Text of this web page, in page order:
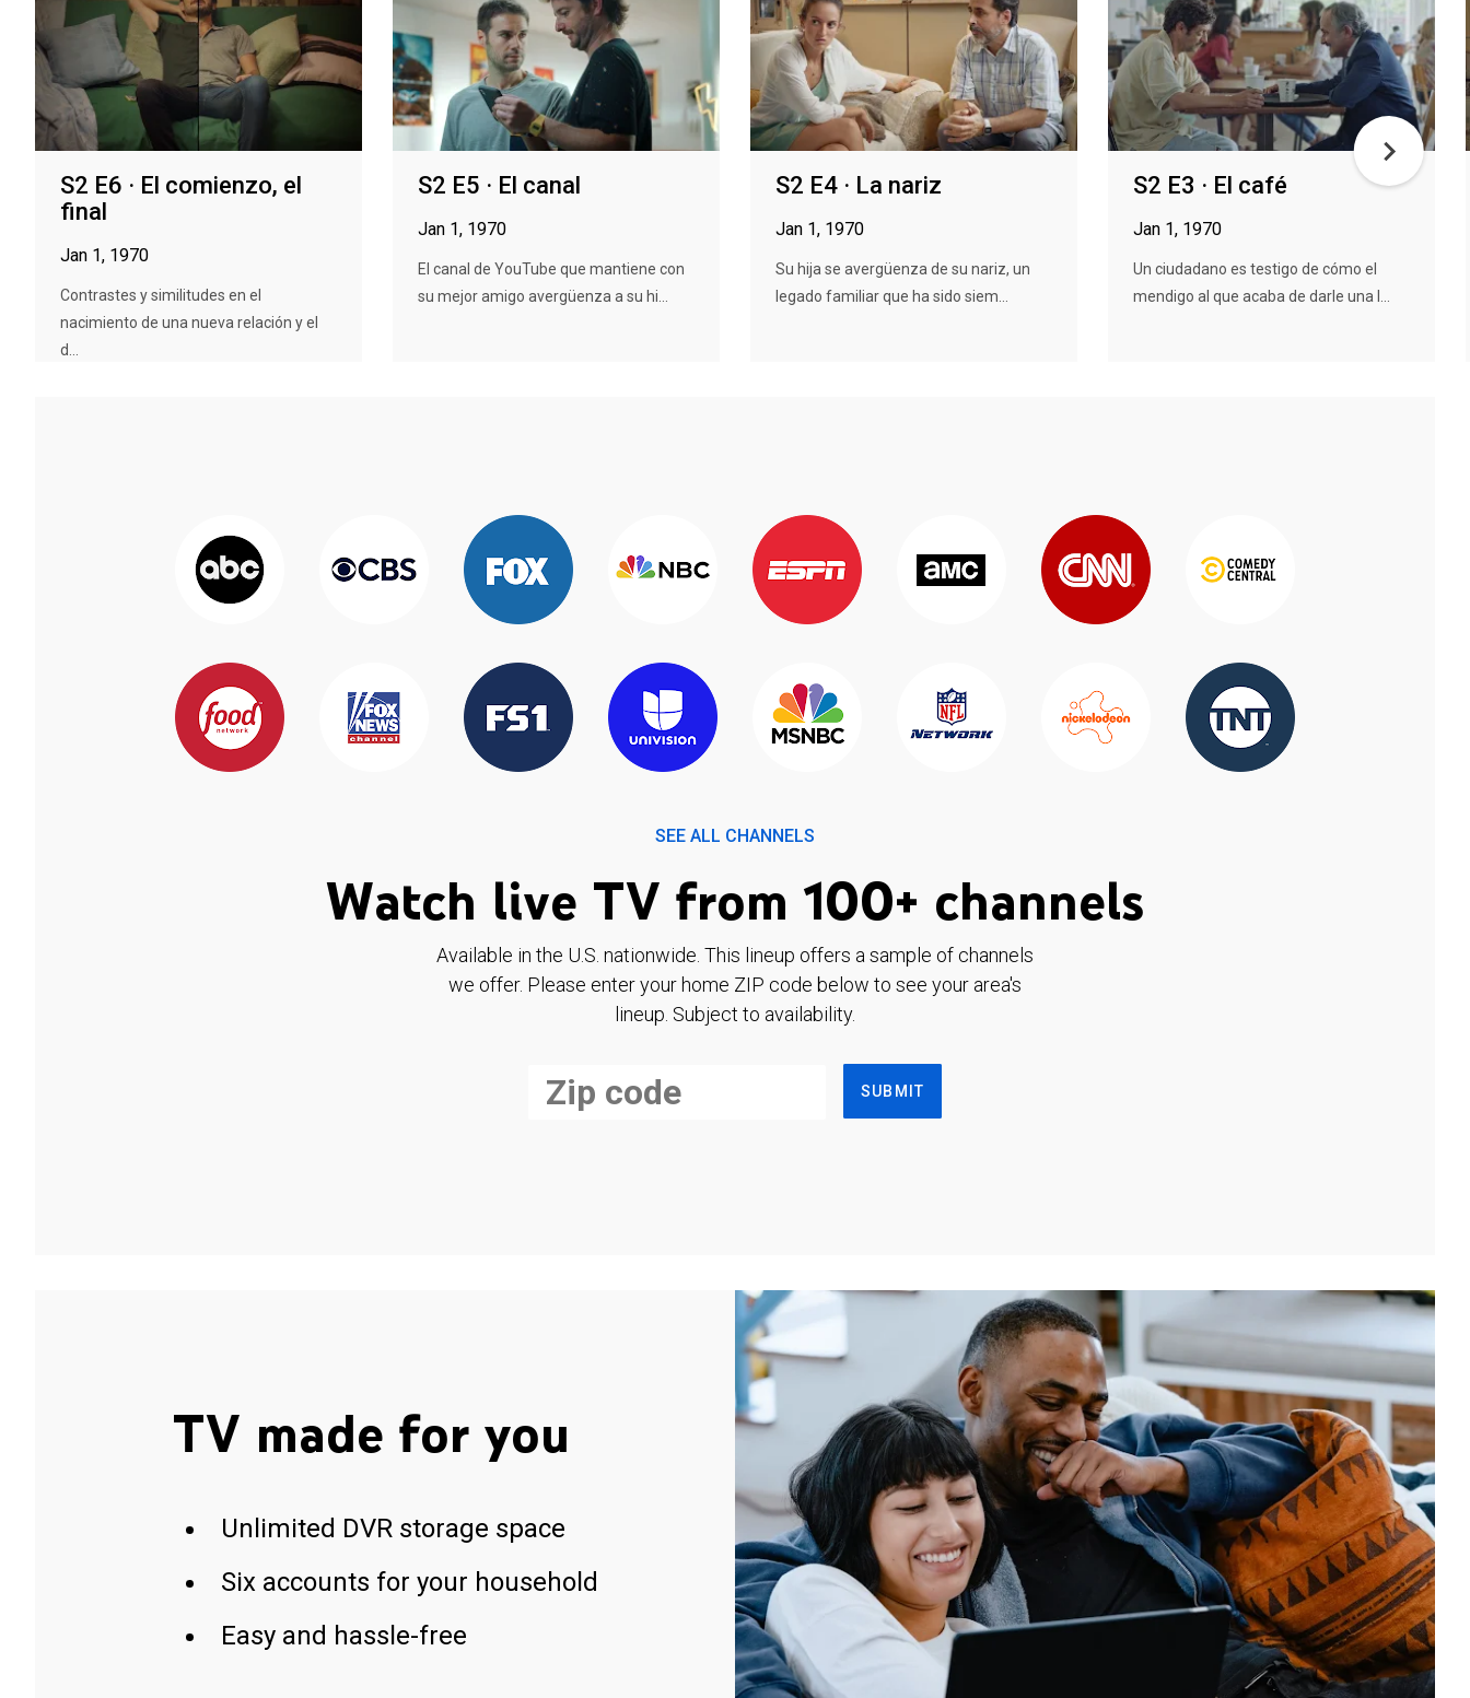
S2 E6 · El comienzo, el
final
Jan 1, 1970
Contrastes y similitudes en el
nacimiento de una nueva relación y el
d...
S2 E5 · El canal
Jan 1, 1970
El canal de YouTube que mantiene con
su mejor amigo avergüenza a su hi...
S2 E4 · La nariz
Jan 1, 1970
Su hija se avergüenza de su nariz, un
legado familiar que ha sido siem...
S2 E3 · El café
Jan 1, 1970
Un ciudadano es testigo de cómo el
mendigo al que acaba de darle una l...
SEE ALL CHANNELS
Watch live TV from 100+ channels
Available in the U.S. nationwide. This lineup offers a sample of channels
we offer. Please enter your home ZIP code below to see your area's
lineup. Subject to availability.
SUBMIT
TV made for you
Unlimited DVR storage space
Six accounts for your household
Easy and hassle-free